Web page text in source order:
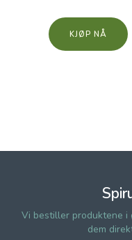
KJØP
Vi bestiller produktene i
dem